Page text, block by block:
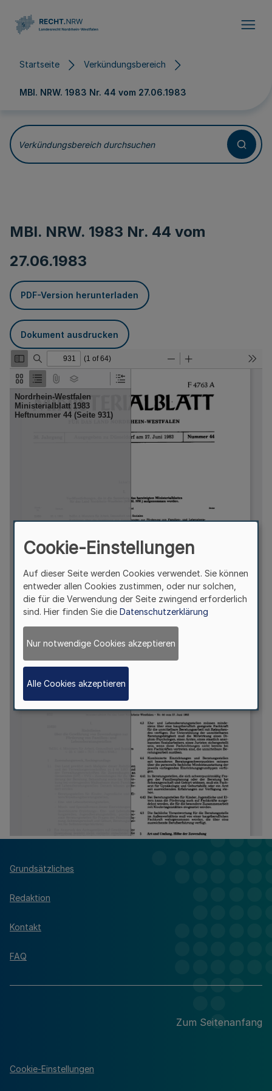
Startseite Verkündungsbereich
MBl. NRW. 1983 Nr. 44 vom 27.06.1983
Verkündungsbereich durchsuchen
MBl. NRW. 1983 Nr. 44 vom
27.06.1983
PDF-Version herunterladen
Dokument ausdrucken
Grundsätzliches
Redaktion
Kontakt
FAQ
Zum Seitenanfang
Cookie-Einstellungen
Cookie-Einstellungen
Auf dieser Seite werden Cookies verwendet. Sie können
entweder allen Cookies zustimmen, oder nur solchen,
die für die Verwendung der Seite zwingend erforderlich
sind. Hier finden Sie die Datenschutzerklärung
Nur notwendige Cookies akzeptieren
Alle Cookies akzeptieren